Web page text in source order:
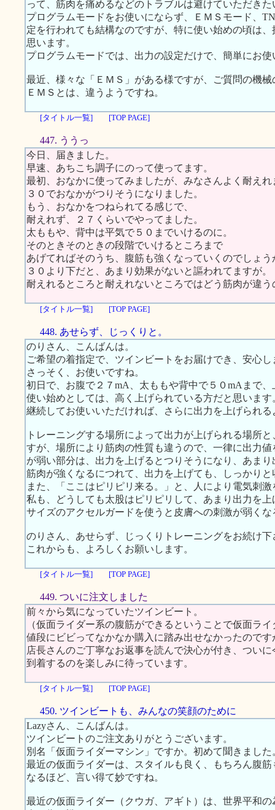
って、筋肉を痛めるなどのトラブルは避けていただき
プログラムモードをお使いにならず、ＥＭＳモード、
定を行われても結構なのですが、特に使い始めの頃は
思います。
プログラムモードでは、出力の設定だけで、簡単にお
最近、様々な「ＥＭＳ」がある様ですが、ご質問の機
ＥＭＳとは、違うようですね。
[タイトル一覧] [TOP PAGE]
447. ううっ
今日、届きました。
早速、あちこち調子にのって使ってます。
最初、おなかに使ってみましたが、みなさんよく耐えれ
３０でおなかがつりそうになりました。
もう、おなかをつねられてる感じで、
耐えれず、２７くらいでやってました。
太ももや、背中は平気で５０までいけるのに。
そのときそのときの段階でいけるところまで
あげてればそのうち、腹筋も強くなっていくのでしょう
３０より下だと、あまり効果がないと謳われてますが。
耐えれるところと耐えれないところではどう筋肉が違う
[タイトル一覧] [TOP PAGE]
448. あせらず、じっくりと。
のりさん、こんばんは。
ご希望の着指定で、ツインビートをお届けでき、安心し
さっそく、お使いですね。
初日で、お腹で２７mA、太ももや背中で５０mAまで
使い始めとしては、高く上げられている方だと思います
継続してお使いいただければ、さらに出力を上げられ
トレーニングする場所によって出力が上げられる場所
すが、場所により筋肉の性質も違うので、一律に出力
が弱い部分は、出力を上げるとつりそうになり、あま
筋肉が強くなるにつれて、出力を上げても、しっかり
また、「ここはピリピリ来る。」と、人により電気刺
私も、どうしても太股はピリピリして、あまり出力を
サイズのアクセルガードを使うと皮膚への刺激が弱く
のりさん、あせらず、じっくりトレーニングをお続け下
これからも、よろしくお願いします。
[タイトル一覧] [TOP PAGE]
449. ついに注文しました
前々から気になっていたツインビート。
（仮面ライダー系の腹筋ができるということで仮面ラ
値段にビビってなかなか購入に踏み出せなかったので
店長さんのご丁寧なお返事を読んで決心が付き、つい
到着するのを楽しみに待っています。
[タイトル一覧] [TOP PAGE]
450. ツインビートも、みんなの笑顔のために
Lazyさん、こんばんは。
ツインビートのご注文ありがとうございます。
別名「仮面ライダーマシン」ですか。初めて聞きました
最近の仮面ライダーは、スタイルも良く、もちろん腹筋
なるほど、言い得て妙ですね。
最近の仮面ライダー（クウガ、アギト）は、世界平和